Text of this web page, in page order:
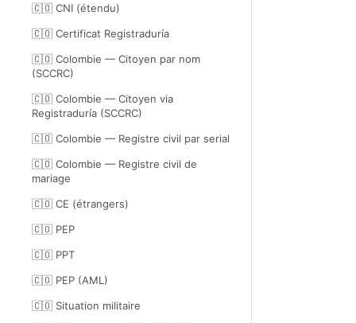
🇨🇴 CNI (étendu)
🇨🇴 Certificat Registraduría
🇨🇴 Colombie — Citoyen par nom
(SCCRC)
🇨🇴 Colombie — Citoyen via
Registraduría (SCCRC)
🇨🇴 Colombie — Registre civil par serial
🇨🇴 Colombie — Registre civil de
mariage
🇨🇴 CE (étrangers)
🇨🇴 PEP
🇨🇴 PPT
🇨🇴 PEP (AML)
🇨🇴 Situation militaire